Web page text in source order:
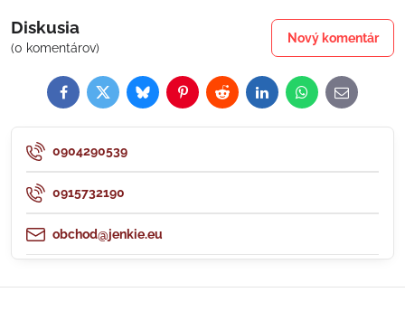
Diskusia
(0 komentárov)
Nový komentár
FacebookTwitterBlueskyPinterestRedditLinkedInWhatsApp
E-
mail
0904290539
0915732190
obchod@jenkie.eu